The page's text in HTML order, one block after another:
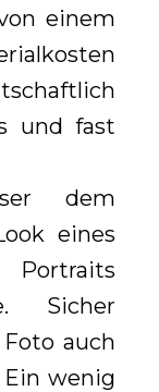
einem
und fast
dem
eines
Sicher
auch
wenig